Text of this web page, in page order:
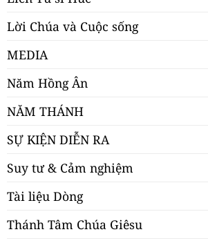
Lời Chúa và Cuộc sống
MEDIA
Năm Hồng Ân
NĂM THÁNH
SỰ KIỆN DIỄN RA
Suy tư & Cảm nghiệm
Tài liệu Dòng
Thánh Tâm Chúa Giêsu